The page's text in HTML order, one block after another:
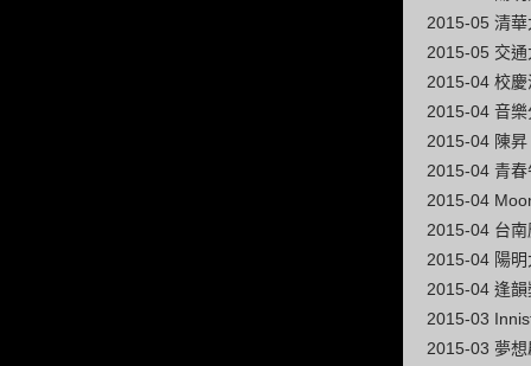
2015-05 清
2015-05 交
2015-04 校
2015-04 音
2015-04 陳昇
2015-04 青春
2015-04
2015-04 台
2015-04 陽
2015-04 逢韻
2015-03
2015-03 夢